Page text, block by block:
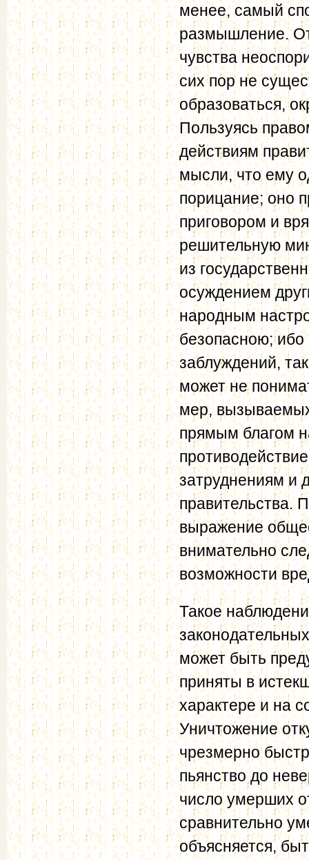
менее, самый
размышление.
чувства
сих пор не
образоваться,
Пользуясь
действиям
мысли, что ему
порицание; оно
приговором и
решительную
из
осуждением
народным
безопасною; ибо
заблуждений,
может не
мер,
прямым благом
затруднениям и
правительства.
выражение
внимательно
возможности
Такое
может быть
приняты в
характере и на
Уничтожение
чрезмерно
пьянство до
число умерших
сравнительно
объясняется,